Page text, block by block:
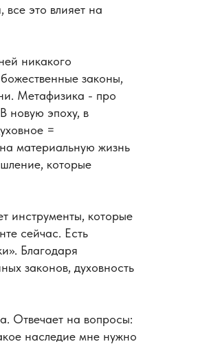
это влияет на
никакого
законы,
Метафизика - про
новую эпоху, в
=
материальную жизнь
которые
инструменты, которые
сейчас. Есть
Благодаря
законов, духовность
Отвечает на вопросы:
наследие мне нужно